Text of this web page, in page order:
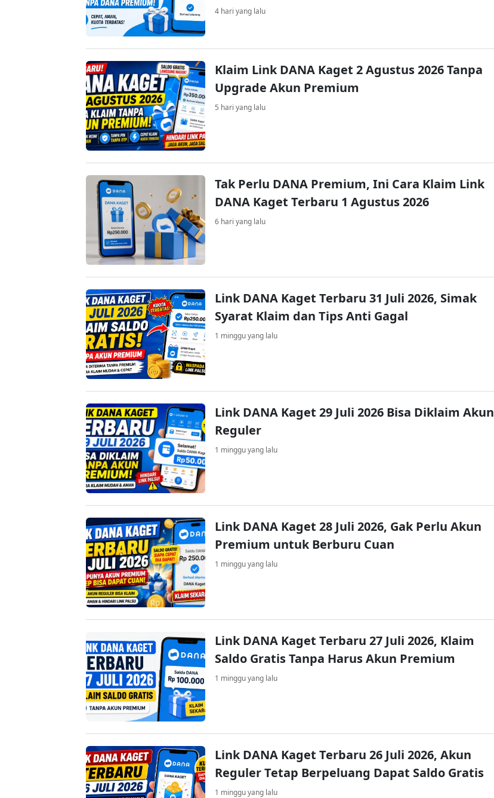
4 hari yang lalu
Klaim Link DANA Kaget 2 Agustus 2026 Tanpa
Upgrade Akun Premium
5 hari yang lalu
Tak Perlu DANA Premium, Ini Cara Klaim Link
DANA Kaget Terbaru 1 Agustus 2026
6 hari yang lalu
Link DANA Kaget Terbaru 31 Juli 2026, Simak
Syarat Klaim dan Tips Anti Gagal
1 minggu yang lalu
Link DANA Kaget 29 Juli 2026 Bisa Diklaim Akun
Reguler
1 minggu yang lalu
Link DANA Kaget 28 Juli 2026, Gak Perlu Akun
Premium untuk Berburu Cuan
1 minggu yang lalu
Link DANA Kaget Terbaru 27 Juli 2026, Klaim
Saldo Gratis Tanpa Harus Akun Premium
1 minggu yang lalu
Link DANA Kaget Terbaru 26 Juli 2026, Akun
Reguler Tetap Berpeluang Dapat Saldo Gratis
1 minggu yang lalu